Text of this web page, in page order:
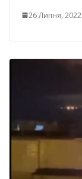
26 Липня, 2022